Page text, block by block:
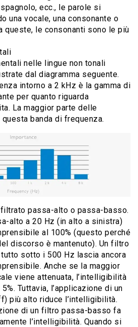
ecc., le parole si
una vocale, una consonante o
queste, le consonanti sono le più
nelle lingue non tonali
dal diagramma seguente.
intorno a 2 kHz è la gamma di
per quanto riguarda
La maggior parte delle
banda di frequenza.
passa-alto o passa-basso.
alto a 20 Hz (in alto a sinistra)
al 100% (questo perché
discorso è mantenuto). Un filtro
sotto i 500 Hz lascia ancora
Anche se la maggior
viene attenuata, l’intelligibilità
Tuttavia, l’applicazione di un
più alto riduce l’intelligibilità.
di un filtro passa-basso fa
l’intelligibilità. Quando si